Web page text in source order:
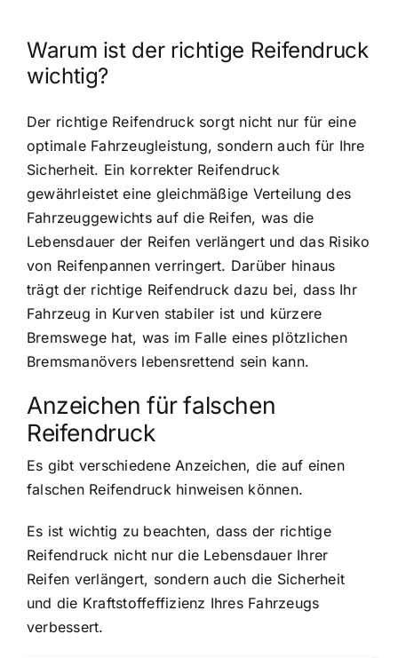
Warum ist der richtige Reifendruck
wichtig?
Der richtige Reifendruck sorgt nicht nur für eine
optimale Fahrzeugleistung, sondern auch für Ihre
Sicherheit. Ein korrekter Reifendruck
gewährleistet eine gleichmäßige Verteilung des
Fahrzeuggewichts auf die Reifen, was die
Lebensdauer der Reifen verlängert und das Risiko
von Reifenpannen verringert. Darüber hinaus
trägt der richtige Reifendruck dazu bei, dass Ihr
Fahrzeug in Kurven stabiler ist und kürzere
Bremswege hat, was im Falle eines plötzlichen
Bremsmanövers lebensrettend sein kann.
Anzeichen für falschen
Reifendruck
Es gibt verschiedene Anzeichen, die auf einen
falschen Reifendruck hinweisen können.
Es ist wichtig zu beachten, dass der richtige
Reifendruck nicht nur die Lebensdauer Ihrer
Reifen verlängert, sondern auch die Sicherheit
und die Kraftstoffeffizienz Ihres Fahrzeugs
verbessert.